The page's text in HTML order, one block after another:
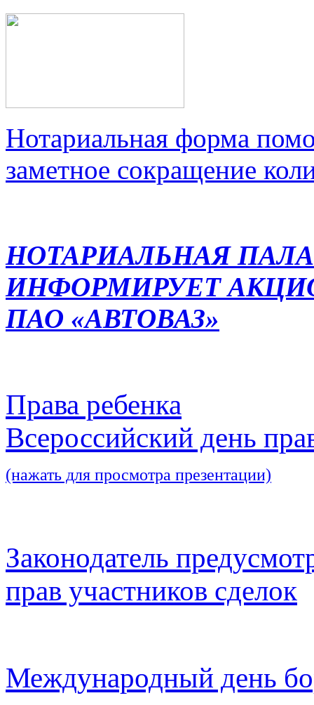
Нотариальная форма
заметное сокращение
НОТАРИАЛЬНАЯ
ИНФОРМИРУЕТ
ПАО «АВТОВАЗ»
Права ребенка
Всероссийский день
(нажать для просмотра презентации)
Законодатель
прав участников сделок
Международный день